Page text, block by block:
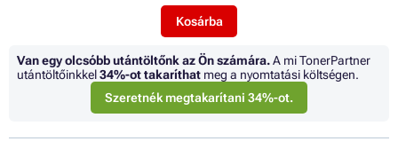
Kosárba
Van egy olcsóbb utántöltőnk az Ön számára.A mi TonerPartner
utántöltőinkkel34%-ot takaríthat meg a nyomtatási költségen.
Szeretnék megtakarítani 34%-ot.